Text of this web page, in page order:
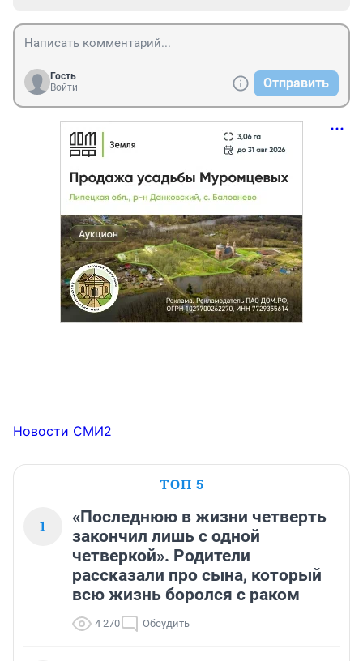
Гость
Войти
Отправить
Новости СМИ2
ТОП 5
1
«Последнюю в жизни четверть
закончил лишь с одной
четверкой». Родители
рассказали про сына, который
всю жизнь боролся с раком
4 270 Обсудить